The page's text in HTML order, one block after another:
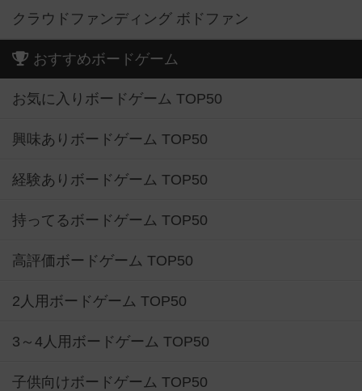
クラウドファンディング ボドファン
おすすめボードゲーム
お気に入りボードゲーム TOP50
興味ありボードゲーム TOP50
経験ありボードゲーム TOP50
持ってるボードゲーム TOP50
高評価ボードゲーム TOP50
2人用ボードゲーム TOP50
3～4人用ボードゲーム TOP50
子供向けボードゲーム TOP50